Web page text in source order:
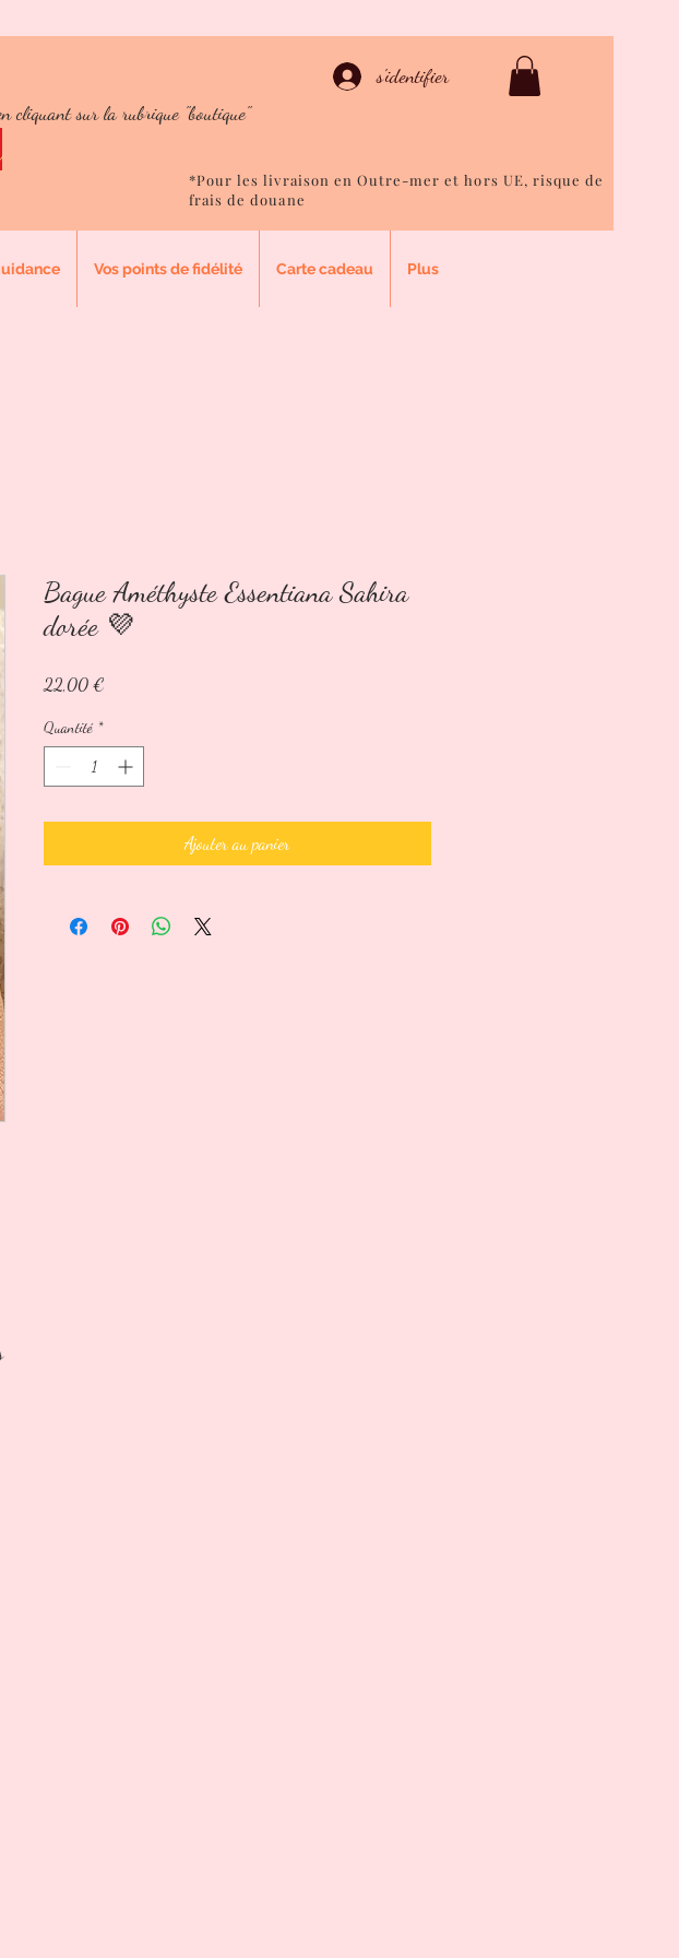
s'identifier
*Pour les livraison en Outre-mer et hors UE, risque de
frais de douane
cliquant sur la rubrique "boutique"
Vos points de fidélité Carte cadeau Plus
Bague Améthyste Essentiana Sahira
dorée 💜
22,00 €
Quantité *
Ajouter au panier
maison
réduction